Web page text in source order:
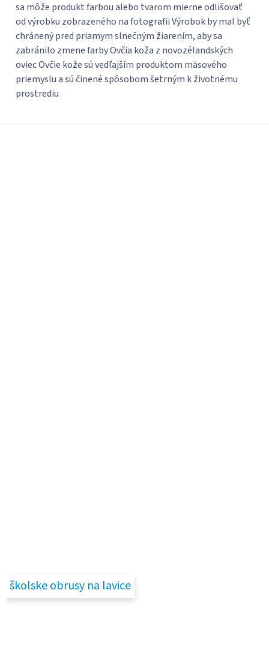
sa môže produkt farbou alebo tvarom mierne odlišovať
od výrobku zobrazeného na fotografii Výrobok by mal byť
chránený pred priamym slnečným žiarením, aby sa
zabránilo zmene farby Ovčia koža z novozélandských
oviec Ovčie kože sú vedľajším produktom mäsového
priemyslu a sú činené spôsobom šetrným k životnému
prostrediu
školske obrusy na lavice